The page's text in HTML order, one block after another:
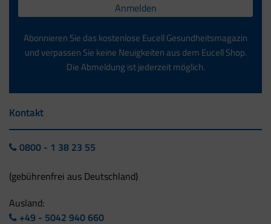
Anmelden
Abonnieren Sie das kostenlose Eucell Gesundheitsmagazin
und verpassen Sie keine Neuigkeiten aus dem Eucell Shop.
Die Abmeldung ist jederzeit möglich.
Kontakt
0800 - 1 38 23 55
(gebührenfrei aus Deutschland)
Ausland:
+49 - 5042 940 660